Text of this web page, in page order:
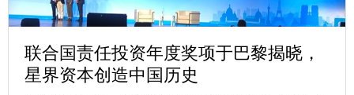
联合国责任投资年度奖项于巴黎揭晓，
星界资本创造中国历史